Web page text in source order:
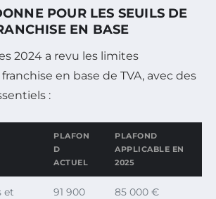
POUR LES SEUILS DE
EN BASE
2024 a revu les limites
en base de TVA, avec des
:
PLAFON
D
ACTUEL
PLAFOND
APPLICABLE EN
2025
et
91 900
85 000 €